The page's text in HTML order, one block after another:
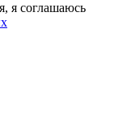
я соглашаюсь